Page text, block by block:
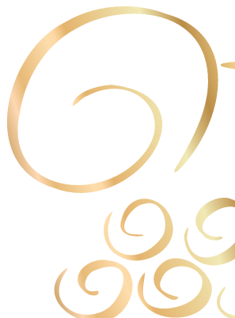
Panneau de gestion des cookies